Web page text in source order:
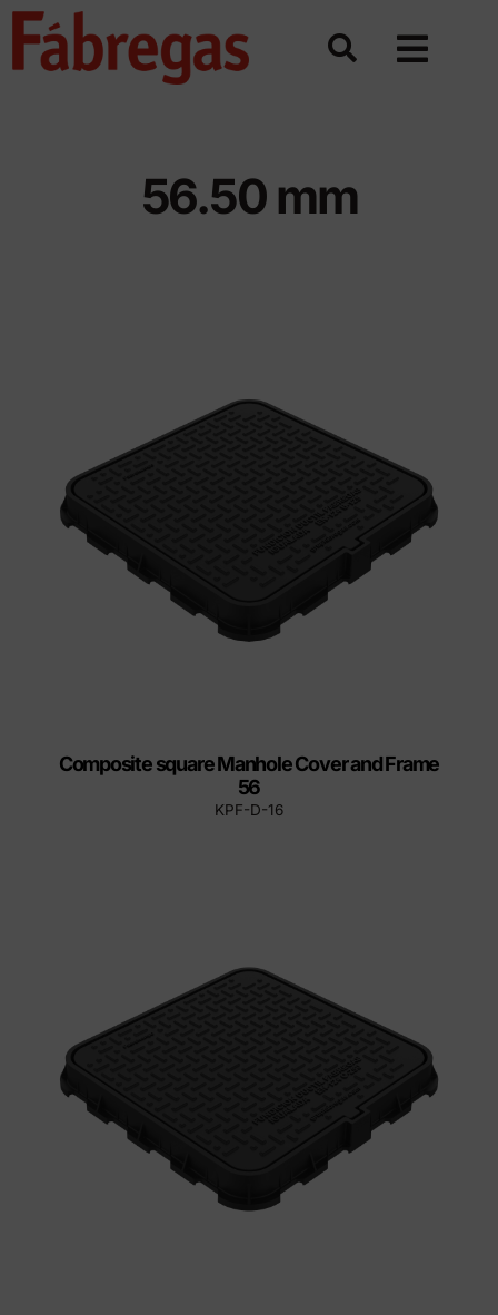
Skip
56.50 mm
Composite square Manhole Cover and Frame
56
KPF-D-16